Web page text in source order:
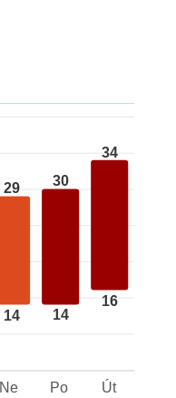
29
14
30
14
34
16
Ne Po Út